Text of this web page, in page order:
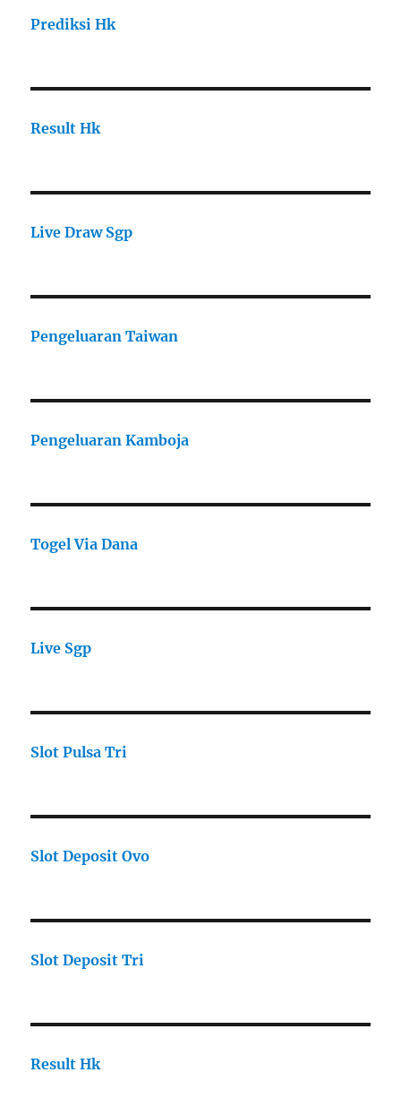
Prediksi Hk
Result Hk
Live Draw Sgp
Pengeluaran Taiwan
Pengeluaran Kamboja
Togel Via Dana
Live Sgp
Slot Pulsa Tri
Slot Deposit Ovo
Slot Deposit Tri
Result Hk